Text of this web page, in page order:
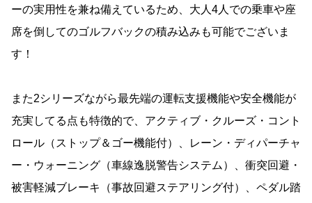
ーの実用性を兼ね備えているため、大人4人での乗車や座
席を倒してのゴルフバックの積み込みも可能でございま
す！
また2シリーズながら最先端の運転支援機能や安全機能が
充実してる点も特徴的で、アクティブ・クルーズ・コント
ロール（ストップ＆ゴー機能付）、レーン・ディパーチャ
ー・ウォーニング（車線逸脱警告システム）、衝突回避・
被害軽減ブレーキ（事故回避ステアリング付）、ペダル踏